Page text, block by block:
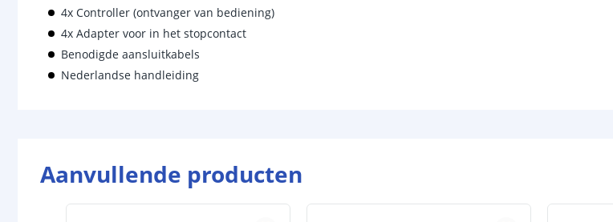
4x Controller (ontvanger van bediening)
4x Adapter voor in het stopcontact
Benodigde aansluitkabels
Nederlandse handleiding
Aanvullende producten